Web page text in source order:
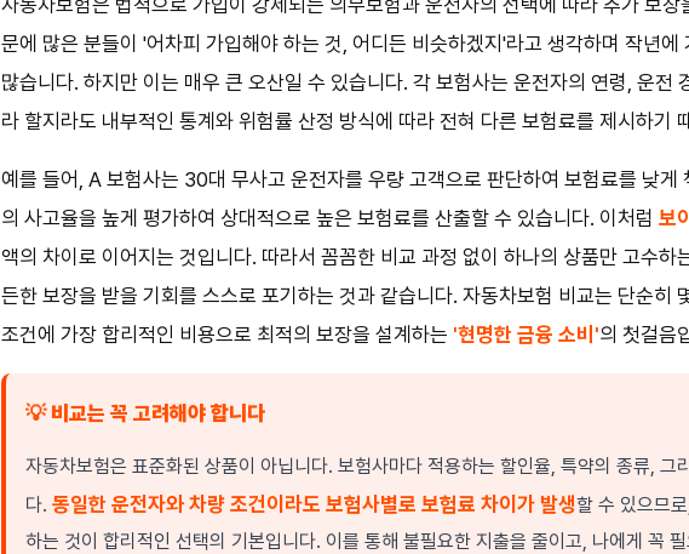
문에 많은 분들이 '어차피 가입해야 하는 것, 어디든 비슷하겠지'라고 생각하며 작년
많습니다. 하지만 이는 매우 큰 오산일 수 있습니다. 각 보험사는 운전자의 연령, 운전
라 할지라도 내부적인 통계와 위험률 산정 방식에 따라 전혀 다른 보험료를 제시하기
예를 들어, A 보험사는 30대 무사고 운전자를 우량 고객으로 판단하여 보험료를 낮게
의 사고율을 높게 평가하여 상대적으로 높은 보험료를 산출할 수 있습니다. 이처럼 보
액의 차이로 이어지는 것입니다. 따라서 꼼꼼한 비교 과정 없이 하나의 상품만 고수하
든한 보장을 받을 기회를 스스로 포기하는 것과 같습니다. 자동차보험 비교는 단순히
조건에 가장 합리적인 비용으로 최적의 보장을 설계하는 '현명한 금융 소비'의 첫걸음
💡 비교는 꼭 고려해야 합니다
자동차보험은 표준화된 상품이 아닙니다. 보험사마다 적용하는 할인율, 특약의 종류, 그
다. 동일한 운전자와 차량 조건이라도 보험사별로 보험료 차이가 발생할 수 있으므
하는 것이 합리적인 선택의 기본입니다. 이를 통해 불필요한 지출을 줄이고, 나에게 꼭